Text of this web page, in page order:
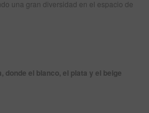
una gran diversidad en el espacio de
el blanco, el plata y el beige